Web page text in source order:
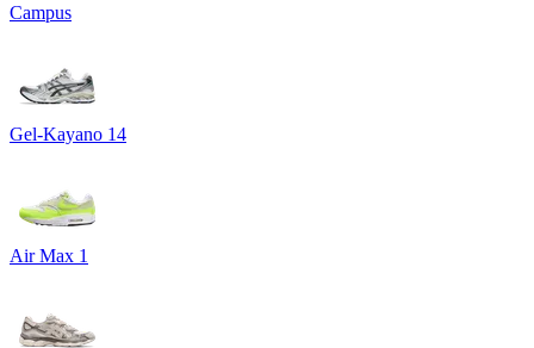
Campus
Gel-Kayano 14
Air Max 1